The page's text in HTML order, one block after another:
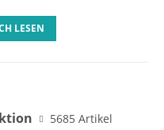
LESEN
5685 Artikel